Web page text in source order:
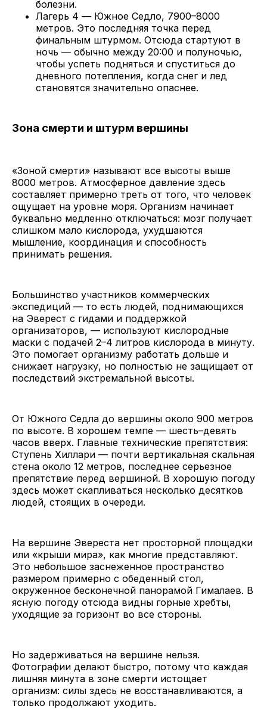
болезни.
Лагерь 4 — Южное Седло, 7900–8000
метров. Это последняя точка перед
финальным штурмом. Отсюда стартуют в
ночь — обычно между 20:00 и полуночью,
чтобы успеть подняться и спуститься до
дневного потепления, когда снег и лед
становятся значительно опаснее.
Зона смерти и штурм вершины
«Зоной смерти» называют все высоты выше
8000 метров. Атмосферное давление здесь
составляет примерно треть от того, что человек
ощущает на уровне моря. Организм начинает
буквально медленно отключаться: мозг получает
слишком мало кислорода, ухудшаются
мышление, координация и способность
принимать решения.
Большинство участников коммерческих
экспедиций — то есть людей, поднимающихся
на Эверест с гидами и поддержкой
организаторов, — используют кислородные
маски с подачей 2–4 литров кислорода в минуту.
Это помогает организму работать дольше и
снижает нагрузку, но полностью не защищает от
последствий экстремальной высоты.
От Южного Седла до вершины около 900 метров
по высоте. В хорошем темпе — шесть–девять
часов вверх. Главные технические препятствия:
Ступень Хиллари — почти вертикальная скальная
стена около 12 метров, последнее серьезное
препятствие перед вершиной. В хорошую погоду
здесь может скапливаться несколько десятков
людей, стоящих в очереди.
На вершине Эвереста нет просторной площадки
или «крыши мира», как многие представляют.
Это небольшое заснеженное пространство
размером примерно с обеденный стол,
окруженное бесконечной панорамой Гималаев. В
ясную погоду отсюда видны горные хребты,
уходящие за горизонт во все стороны.
Но задерживаться на вершине нельзя.
Фотографии делают быстро, потому что каждая
лишняя минута в зоне смерти истощает
организм: силы здесь не восстанавливаются, а
только продолжают уходить.